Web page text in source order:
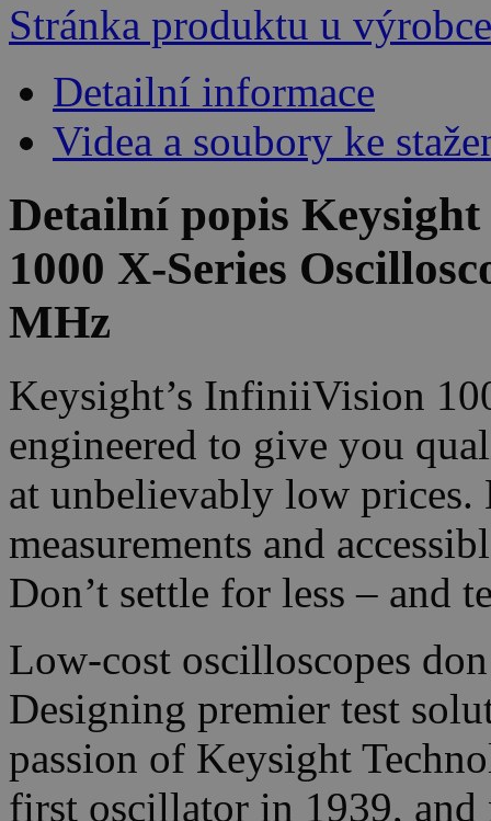
Stránka produktu u výrobce
Detailní informace
Videa a soubory ke
Detailní popis
1000 X-Series
MHz
Keysight’s InfiniiVision
engineered to give you
at unbelievably low prices.
measurements and
Don’t settle for less – and
Low-cost oscilloscopes
Designing premier test
passion of Keysight
first oscillator in 1939,